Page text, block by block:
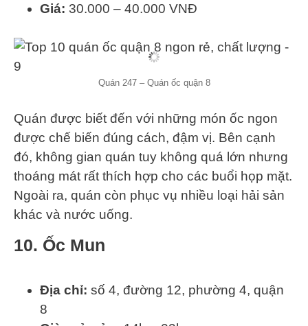
Giá: 30.000 – 40.000 VNĐ
Quán 247 – Quán ốc quận 8
Quán được biết đến với những món ốc ngon
được chế biến đúng cách, đậm vị. Bên cạnh
đó, không gian quán tuy không quá lớn nhưng
thoáng mát rất thích hợp cho các buổi họp mặt.
Ngoài ra, quán còn phục vụ nhiều loại hải sản
khác và nước uống.
10. Ốc Mun
Địa chỉ: số 4, đường 12, phường 4, quận
8